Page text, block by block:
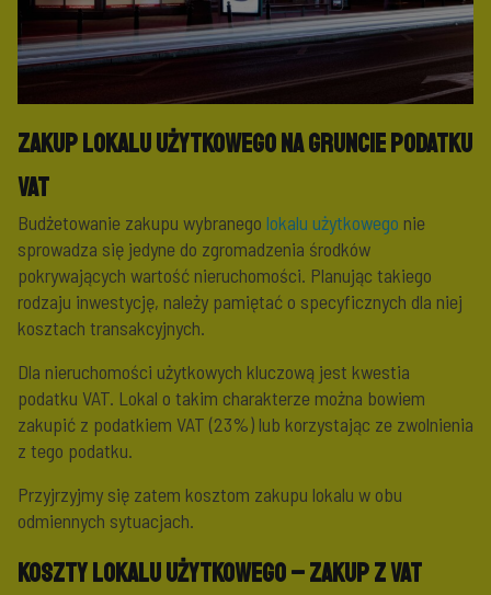
Zakup lokalu użytkowego na gruncie podatku
VAT
Budżetowanie zakupu wybranego lokalu użytkowego nie
sprowadza się jedyne do zgromadzenia środków
pokrywających wartość nieruchomości. Planując takiego
rodzaju inwestycję, należy pamiętać o specyficznych dla niej
kosztach transakcyjnych.
Dla nieruchomości użytkowych kluczową jest kwestia
podatku VAT. Lokal o takim charakterze można bowiem
zakupić z podatkiem VAT (23%) lub korzystając ze zwolnienia
z tego podatku.
Przyjrzyjmy się zatem kosztom zakupu lokalu w obu
odmiennych sytuacjach.
Koszty lokalu użytkowego – zakup z VAT